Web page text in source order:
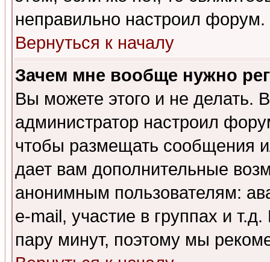
неправильно настроил форум.
Вернуться к началу
Зачем мне вообще нужно
Вы можете этого и не делать.
администратор настроил
чтобы размещать сообщения
дает вам дополнительные
анонимным пользователям:
e-mail, участие в группах и
пару минут, поэтому мы